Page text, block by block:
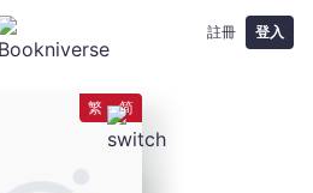
註冊 登入
繁 简